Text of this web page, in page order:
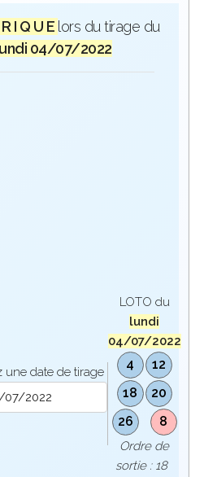
I Q U E lors du tirage du
04/07/2022
une date de tirage
LOTO du
lundi
04/07/2022
4
12
18
20
26
8
Ordre de
sortie : 18